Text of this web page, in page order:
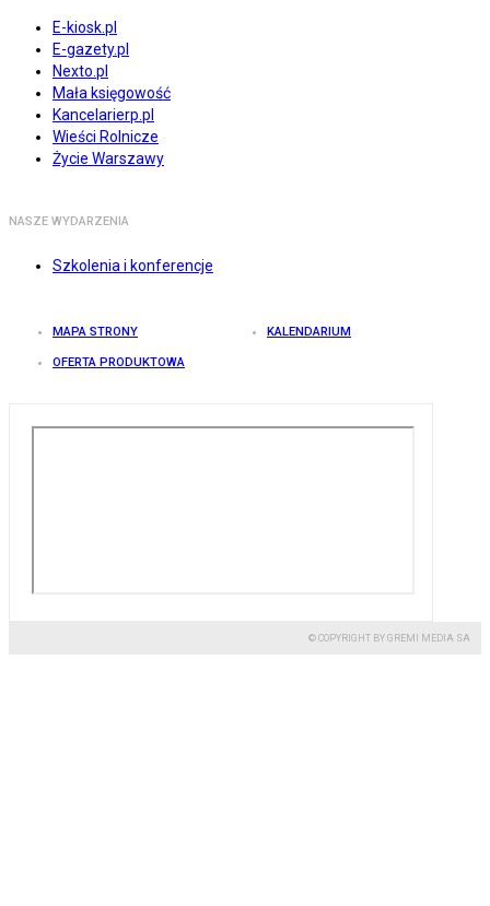
E-kiosk.pl
E-gazety.pl
Nexto.pl
Mała księgowość
Kancelarierp.pl
Wieści Rolnicze
Życie Warszawy
NASZE WYDARZENIA
Szkolenia i konferencje
MAPA STRONY KALENDARIUM
OFERTA PRODUKTOWA
© COPYRIGHT BY GREMI MEDIA SA